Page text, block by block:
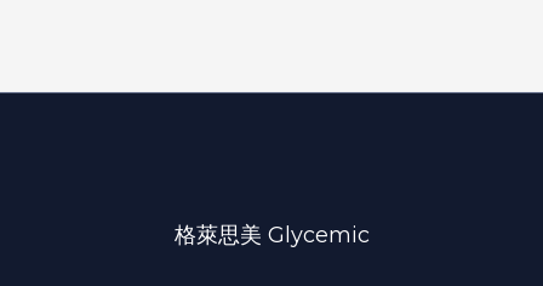
格萊思美 Glycemic